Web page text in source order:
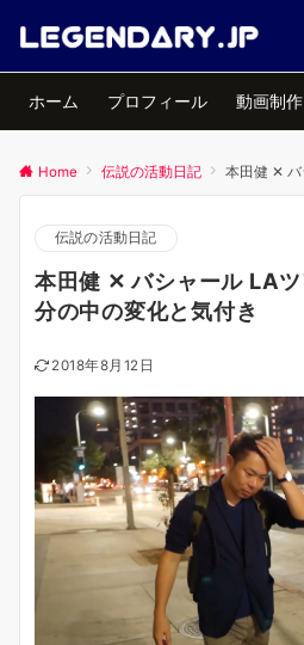
ホーム プロフィール 動画制作
Home 伝説の活動日記 本田健 ✕ バシャー
伝説の活動日記
本田健 ✕ バシャール LA
分の中の変化と気付き
2018年8月12日